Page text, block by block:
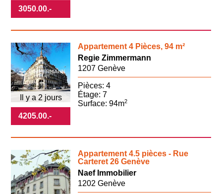
3050.00.-
4205.00.-
Appartement 4 Pièces, 94 m²
Il y a 2 jours
Regie Zimmermann
1207 Genève
Pièces: 4
Étage: 7
Surface: 94m2
Appartement 4.5 pièces - Rue
Carteret 26 Genève
Naef Immobilier
1202 Genève